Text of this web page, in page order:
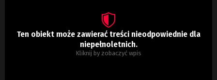
Ten obiekt może zawierać treści nieodpowiednie dla
niepełnoletnich.
Kliknij by zobaczyć wpis